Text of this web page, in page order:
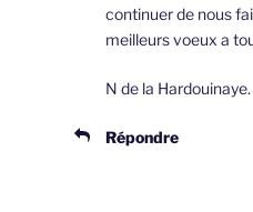
continuer de nous
meilleurs voeux a
N de la Hardouinaye.
Répondre